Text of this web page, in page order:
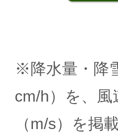
※降水量・降
cm/h）を、
（m/s）を掲